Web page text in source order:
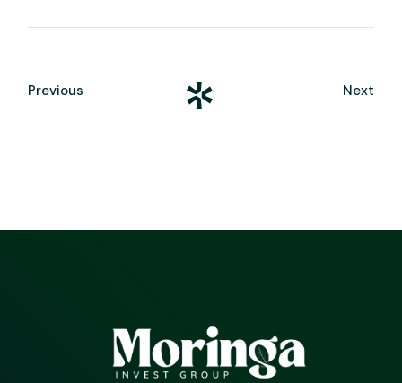
Previous Next